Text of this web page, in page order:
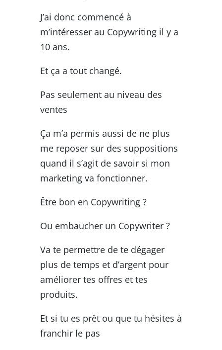
J’ai donc commencé à
m’intéresser au Copywriting il y a
10 ans.
Et ça a tout changé.
Pas seulement au niveau des
ventes
Ça m’a permis aussi de ne plus
me reposer sur des suppositions
quand il s’agit de savoir si mon
marketing va fonctionner.
Être bon en Copywriting ?
Ou embaucher un Copywriter ?
Va te permettre de te dégager
plus de temps et d’argent pour
améliorer tes offres et tes
produits.
Et si tu es prêt ou que tu hésites à
franchir le pas